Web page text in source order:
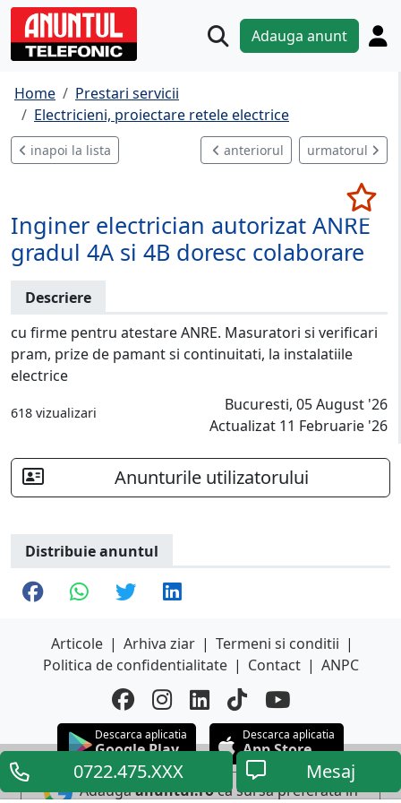
Adauga anunt
Home
Prestari servicii
Electricieni, proiectare retele electrice
inapoi la lista anteriorul urmatorul
Inginer electrician autorizat ANRE
gradul 4A si 4B doresc colaborare
Descriere
cu firme pentru atestare ANRE. Masuratori si verificari
pram, prize de pamant si continuitati, la instalatiile
electrice
618 vizualizari
Bucuresti, 05 August '26
Actualizat 11 Februarie '26
0722.475.XXX Mesaj
Anunturile utilizatorului
Distribuie anuntul
Articole | Arhiva ziar | Termeni si conditii |
Politica de confidentialitate | Contact | ANPC
Descarca aplicatia
Google Play
Descarca aplicatia
App Store
Adaugaanuntul.roca sursa preferata in